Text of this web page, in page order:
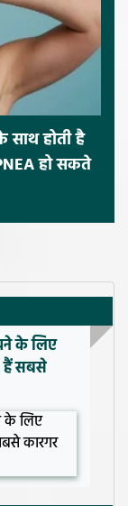
साथ होती है
हो सकते
के लिए
हैं सबसे